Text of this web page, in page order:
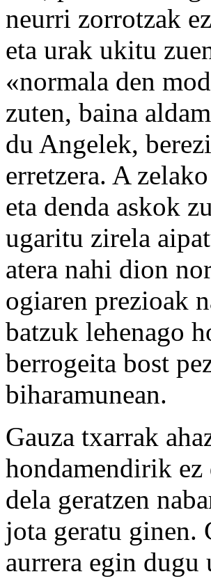
neurri zorrotzak
eta urak ukitu
«normala den
zuten, baina
du Angelek,
erretzera. A
eta denda askok
ugaritu zirela
atera nahi dion
ogiaren prezioak
batzuk lehenago
berrogeita bost
biharamunean.
Gauza txarrak
hondamendirik ez
dela geratzen
jota geratu ginen.
aurrera egin dugu